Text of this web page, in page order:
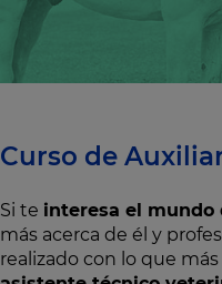
Curso de
Si te interesa el mundo
más acerca de él y
realizado con lo que